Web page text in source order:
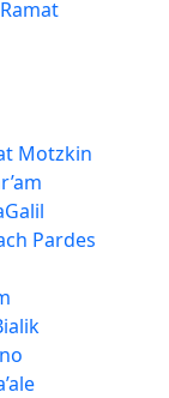
Motzkin
Pardes